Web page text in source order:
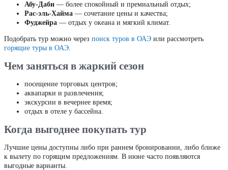
Абу-Даби — более спокойный и премиальный отдых;
Рас-эль-Хайма — сочетание цены и качества;
Фуджейра — отдых у океана и мягкий климат.
Подобрать тур можно через поиск туров в ОАЭ или рассмотреть
горящие туры в ОАЭ.
Чем заняться в жаркий сезон
посещение торговых центров;
аквапарки и развлечения;
экскурсии в вечернее время;
отдых в отеле у бассейна.
Когда выгоднее покупать тур
Лучшие цены доступны либо при раннем бронировании, либо ближе
к вылету по горящим предложениям. В июне часто появляются
выгодные варианты.